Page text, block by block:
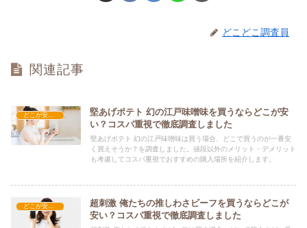
どこどこ調査員
関連記事
どこが安い？-お菓子・スイーツ・アイス
堅あげポテト 幻の江戸味噌味を買うならどこが安
い？コスパ重視で徹底調査しました
堅あげポテト 幻の江戸味噌味は買う場合、どこで買うのが一番安
く買えそうか？を調査しました。値段以外のメリット・デメリット
も考慮してコスパ重視でおすすめの購入場所を紹介します。
どこが安い？-お菓子・スイーツ・アイス
超刺激 俺たちの推しわさビーフを買うならどこが
安い？コスパ重視で徹底調査しました